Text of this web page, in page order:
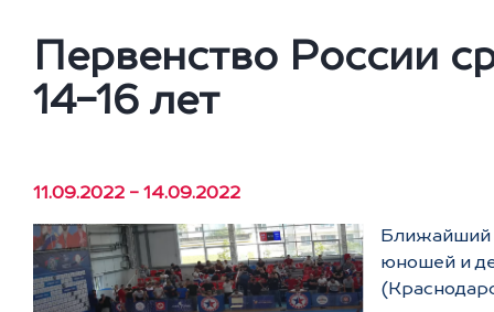
Первенство России
14-16 лет
11.09.2022 - 14.09.2022
Ближайший
юношей и